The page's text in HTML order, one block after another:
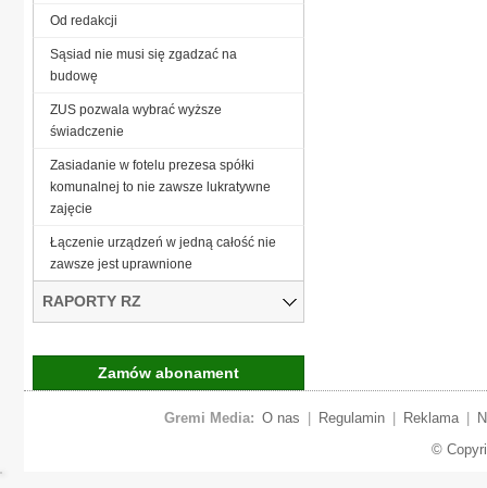
Od redakcji
Sąsiad nie musi się zgadzać na
budowę
ZUS pozwala wybrać wyższe
świadczenie
Zasiadanie w fotelu prezesa spółki
komunalnej to nie zawsze lukratywne
zajęcie
Łączenie urządzeń w jedną całość nie
zawsze jest uprawnione
RAPORTY RZ
Zamów abonament
Gremi Media: O nas Regulamin Reklama
©